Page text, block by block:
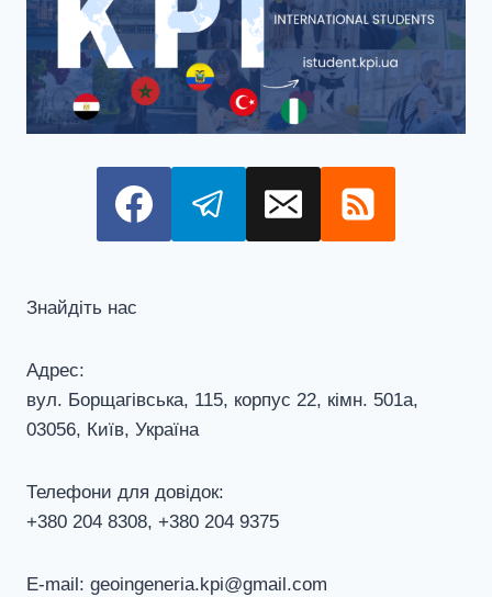
Знайдіть нас
Адрес:
вул. Борщагівська, 115, корпус 22, кiмн. 501а,
03056, Київ, Україна
Телефони для довiдок:
+380 204 8308, +380 204 9375
E-mail: geoingeneria.kpi@gmail.com